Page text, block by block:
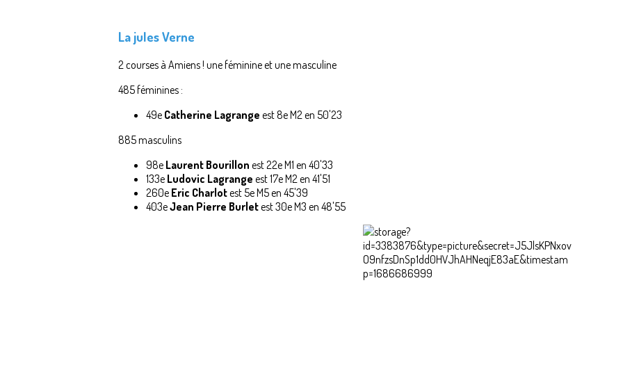
La jules Verne
2 courses à Amiens ! une féminine et une masculine
485 féminines :
49e Catherine Lagrange est 8e M2 en 50'23
885 masculins
98e Laurent Bourillon est 22e M1 en 40'33
133e Ludovic Lagrange est 17e M2 en 41'51
260e Eric Charlotest 5e M5 en 45'39
403eJean Pierre Burletest 30e M3 en 48'55